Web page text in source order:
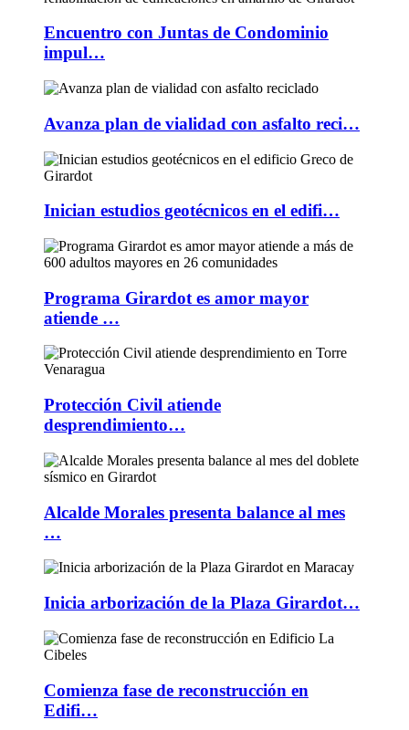
Encuentro con Juntas de Condominio
impul…
Avanza plan de vialidad con asfalto reci…
Inician estudios geotécnicos en el edifi…
Programa Girardot es amor mayor
atiende …
Protección Civil atiende
desprendimiento…
Alcalde Morales presenta balance al mes
…
Inicia arborización de la Plaza Girardot…
Comienza fase de reconstrucción en
Edifi…